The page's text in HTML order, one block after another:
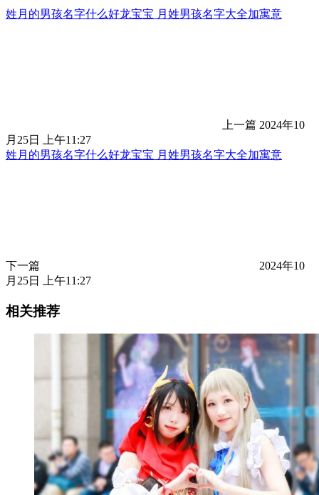
姓月的男孩名字什么好龙宝宝 月姓男孩名字大全加寓意
上一篇 2024年10
月25日 上午11:27
姓月的男孩名字什么好龙宝宝 月姓男孩名字大全加寓意
下一篇
2024年10
月25日 上午11:27
相关推荐